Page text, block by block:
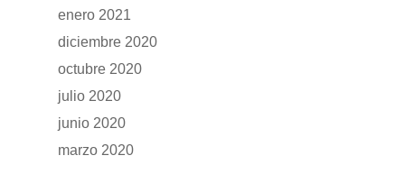
enero 2021
diciembre 2020
octubre 2020
julio 2020
junio 2020
marzo 2020